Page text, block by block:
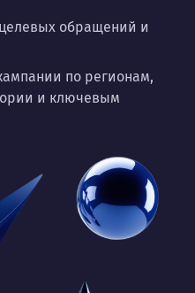
обращений и
по регионам,
и ключевым